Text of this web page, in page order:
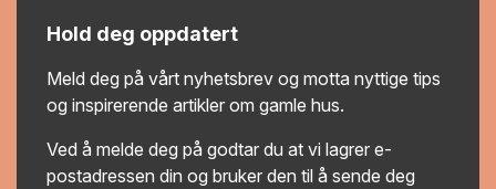
Hold deg oppdatert
Meld deg på vårt nyhetsbrev og motta nyttige tips
og inspirerende artikler om gamle hus.
Ved å melde deg på godtar du at vi lagrer e-
postadressen din og bruker den til å sende deg